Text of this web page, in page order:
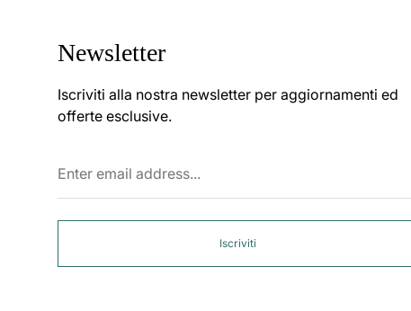
Newsletter
Iscriviti alla nostra newsletter per aggiornamenti ed
offerte esclusive.
email
Iscriviti